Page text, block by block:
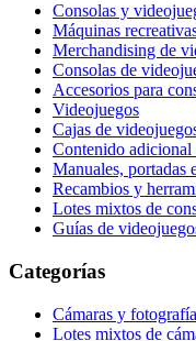
Consolas y
Máquinas
Merchandising de
Consolas de
Accesorios para
Videojuegos
Cajas de
Contenido adicional
Manuales, portadas
Recambios y
Lotes mixtos de
Guías de
Categorías
Cámaras y fotografía
Lotes mixtos de